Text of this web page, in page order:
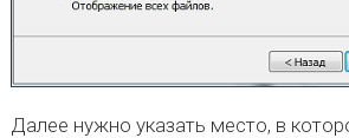
Далее нужно указать место, в